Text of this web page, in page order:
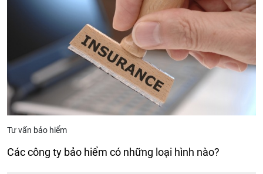
Tư vấn bảo hiểm
Các công ty bảo hiểm có những loại hình nào?